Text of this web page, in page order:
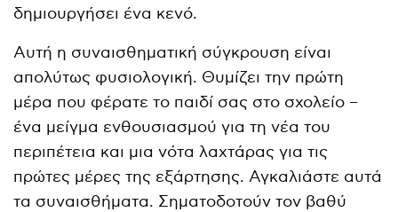
δημιουργήσει ένα κενό.
Αυτή η συναισθηματική σύγκρουση είναι
απολύτως φυσιολογική. Θυμίζει την πρώτη
μέρα που φέρατε το παιδί σας στο σχολείο –
ένα μείγμα ενθουσιασμού για τη νέα του
περιπέτεια και μια νότα λαχτάρας για τις
πρώτες μέρες της εξάρτησης. Αγκαλιάστε αυτά
τα συναισθήματα. Σηματοδοτούν τον βαθύ